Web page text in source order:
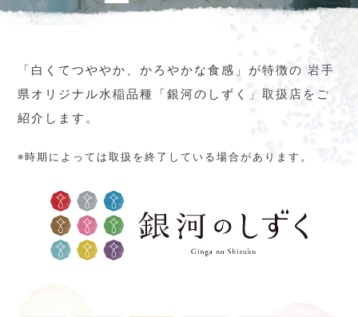
「白くてつややか、かろやかな食感」が特徴の 岩手
県オリジナル水稲品種「銀河のしずく」取扱店をご
紹介します。
※時期によっては取扱を終了している場合があります。